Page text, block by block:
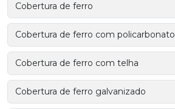
Cobertura de ferro
Cobertura de ferro com policarbonato
Cobertura de ferro com telha
Cobertura de ferro galvanizado